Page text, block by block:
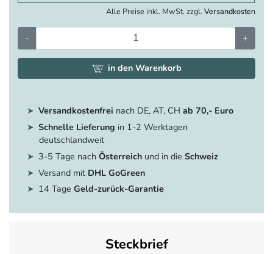
Alle Preise inkl. MwSt. zzgl. Versandkosten
- +
in den Warenkorb
Versandkostenfrei nach DE, AT, CH ab 70,- Euro
Schnelle Lieferung in 1-2 Werktagen
deutschlandweit
3-5 Tage nach Österreichund in die Schweiz
Versand mit DHL GoGreen
14 Tage Geld-zurück-Garantie
Steckbrief